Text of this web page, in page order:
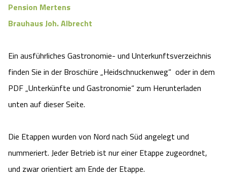
Pension Mertens
Brauhaus Joh. Albrecht
Ein ausführliches Gastronomie- und Unterkunftsverzeichnis
finden Sie in der Broschüre „Heidschnuckenweg“ oder in dem
PDF „Unterkünfte und Gastronomie“ zum Herunterladen
unten auf dieser Seite.
Die Etappen wurden von Nord nach Süd angelegt und
nummeriert. Jeder Betrieb ist nur einer Etappe zugeordnet,
und zwar orientiert am Ende der Etappe.